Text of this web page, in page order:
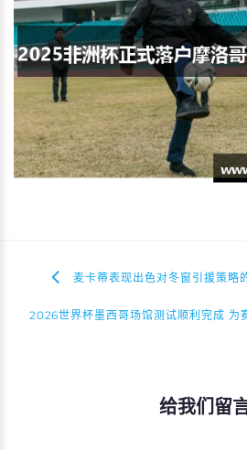
麦卡蒂表现出色对冬窗引援策略
2026世界杯墨西哥场馆测试顺利完成 为
给我们留